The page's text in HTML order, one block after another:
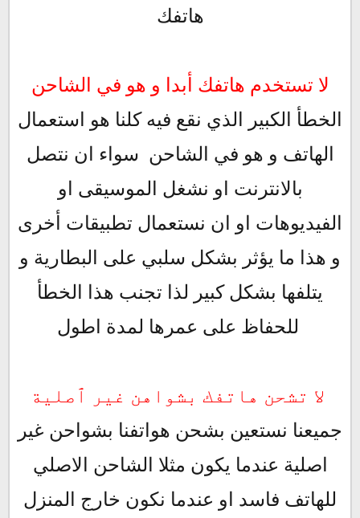
هاتفك
الخطأ الكبير الذي نقع فيه كلنا هو استعمال
الهاتف و هو في الشاحن سواء ان نتصل
بالانترنت او نشغل الموسيقى او
الفيديوهات او ان نستعمال تطبيقات أخرى
و هذا ما يؤثر بشكل سلبي على البطارية و
يتلفها بشكل كبير لذا تجنب هذا الخطأ
جميعنا نستعين بشحن هواتفنا بشواحن غير
اصلية عندما يكون مثلا الشاحن الاصلي
للهاتف فاسد او عندما نكون خارج المنزل